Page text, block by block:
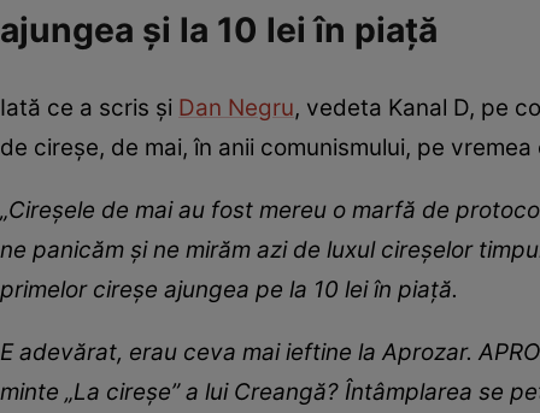
ajungea și la 10 lei în piață
Iată ce a scris și Dan Negru, vedeta Kanal D, pe
de cireșe, de mai, în anii comunismului, pe
„Cireșele de mai au fost mereu o marfă de
ne panicăm și ne mirăm azi de luxul cireșelor
primelor cireșe ajungea pe la 10 lei în piață.
E adevărat, erau ceva mai ieftine la Aprozar.
minte „La cireșe” a lui Creangă? Întâmplarea se